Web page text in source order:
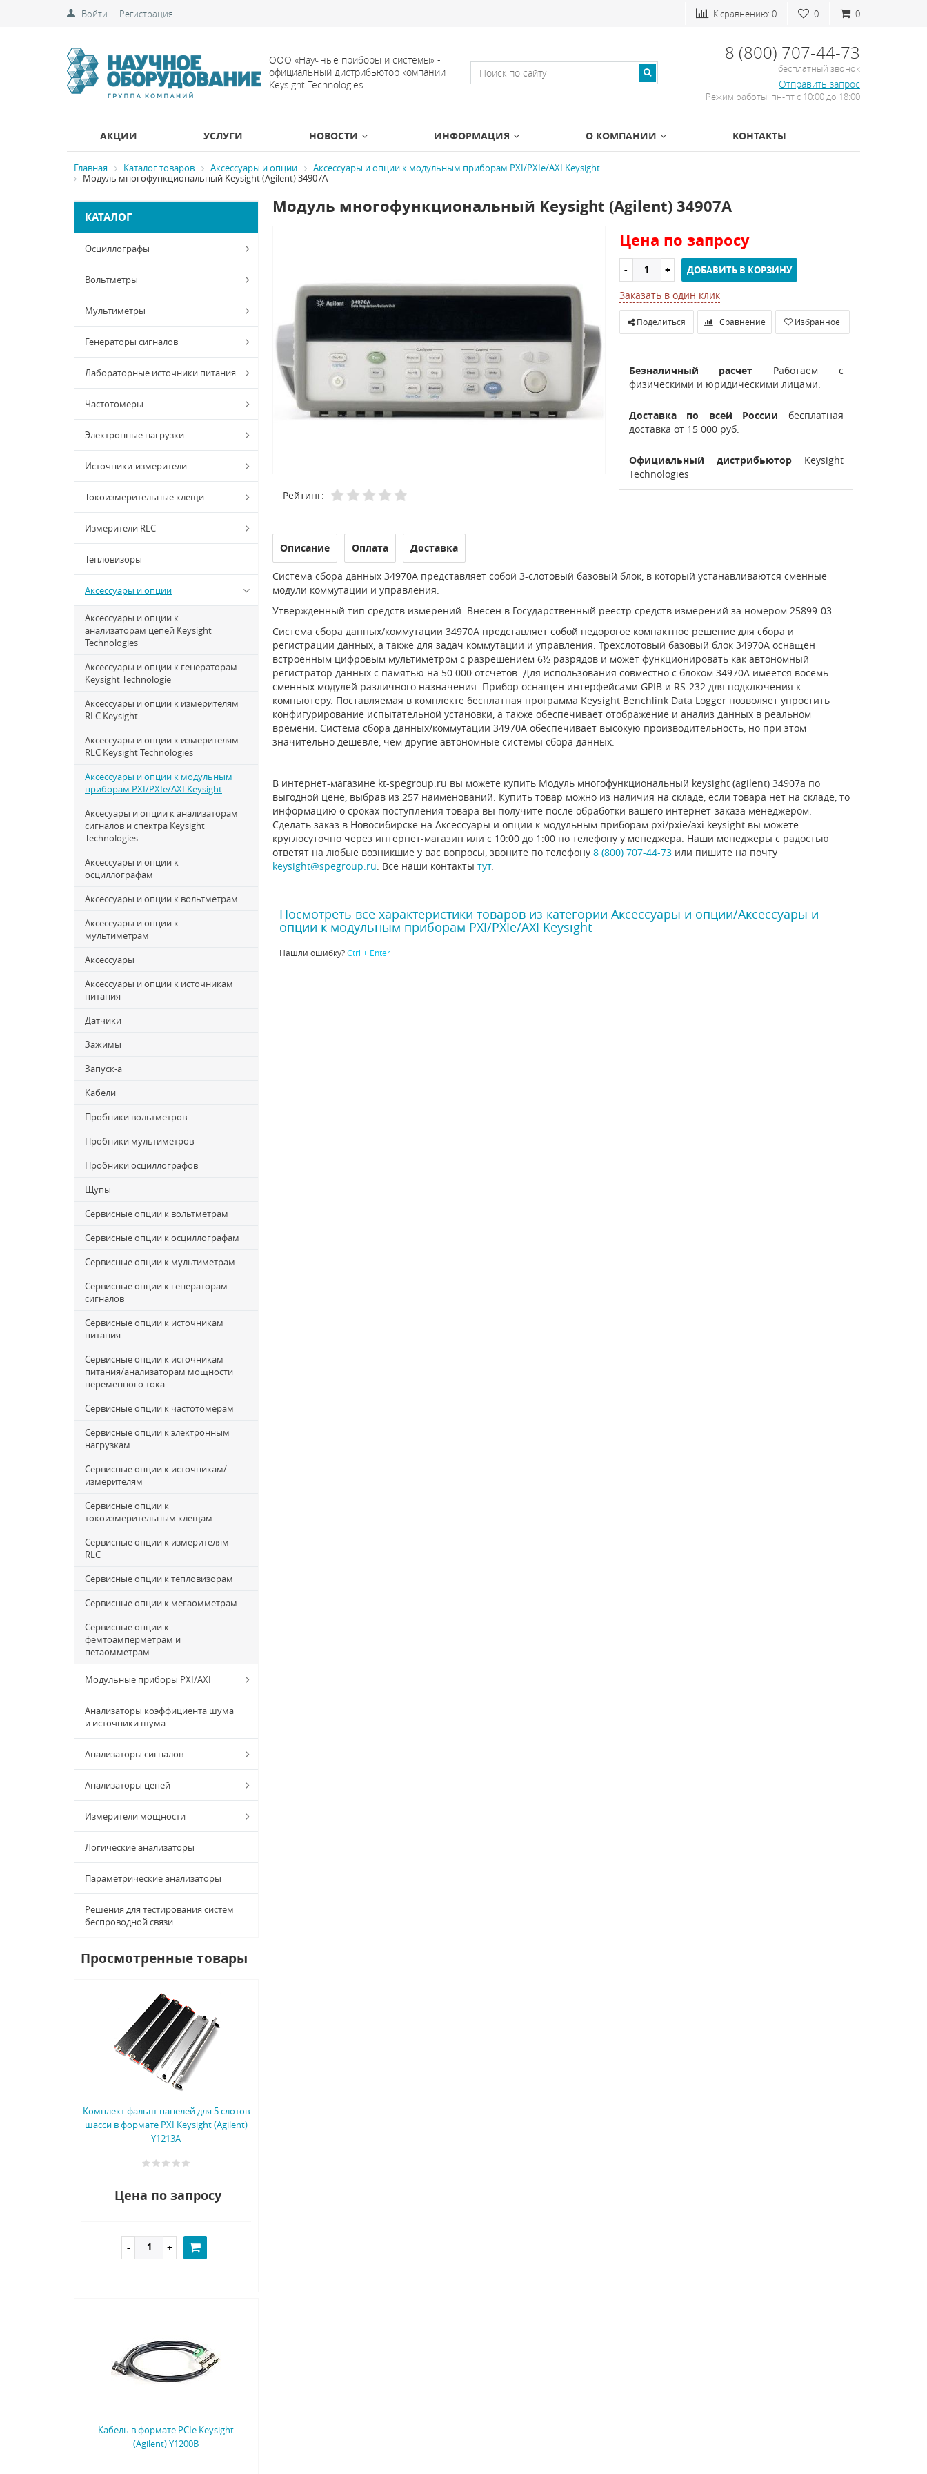
Войти Регистрация 0
0
К сравнению: 0
ООО «Научные приборы и системы» -
официальный дистрибьютор компании
Keysight Technologies
8 (800) 707-44-73
бесплатный звонок
Отправить запрос
Режим работы: пн-пт с 10:00 до 18:00
АКЦИИ УСЛУГИ НОВОСТИ ИНФОРМАЦИЯ О КОМПАНИИ КОНТАКТЫ
Главная Каталог товаров Аксессуары и опции
Аксессуары и опции к модульным приборам PXI/PXIe/AXI Keysight
Модуль многофункциональный Keysight (Agilent) 34907A
КАТАЛОГ
Осциллографы
Вольтметры
Мультиметры
Генераторы сигналов
Лабораторные источники питания
Частотомеры
Электронные нагрузки
Источники-измерители
Токоизмерительные клещи
Измерители RLC
Тепловизоры
Аксессуары и опции
Аксессуары и опции к
анализаторам цепей Keysight
Technologies
Аксессуары и опции к генераторам
Keysight Technologie
Аксессуары и опции к измерителям
RLC Keysight
Аксессуары и опции к измерителям
RLC Keysight Technologies
Аксессуары и опции к модульным
приборам PXI/PXIe/AXI Keysight
Аксесуары и опции к анализаторам
сигналов и спектра Keysight
Technologies
Аксессуары и опции к
осциллографам
Аксессуары и опции к вольтметрам
Аксессуары и опции к
мультиметрам
Аксессуары
Аксессуары и опции к источникам
питания
Датчики
Зажимы
Запуск-a
Кабели
Пробники вольтметров
Пробники мультиметров
Пробники осциллографов
Щупы
Сервисные опции к вольтметрам
Сервисные опции к осциллографам
Сервисные опции к мультиметрам
Сервисные опции к генераторам
сигналов
Сервисные опции к источникам
питания
Сервисные опции к источникам
питания/анализаторам мощности
переменного тока
Сервисные опции к частотомерам
Сервисные опции к электронным
нагрузкам
Сервисные опции к источникам/
измерителям
Сервисные опции к
токоизмерительным клещам
Сервисные опции к измерителям
RLC
Сервисные опции к тепловизорам
Сервисные опции к мегаомметрам
Сервисные опции к
фемтоамперметрам и
петаомметрам
Модульные приборы PXI/AXI
Анализаторы коэффициента шума
и источники шума
Анализаторы сигналов
Анализаторы цепей
Измерители мощности
Логические анализаторы
Параметрические анализаторы
Решения для тестирования систем
беспроводной связи
Просмотренные товары
Комплект фальш-панелей для 5 слотов
шасси в формате PXI Keysight (Agilent)
Y1213A
Цена по запросу
Кабель в формате PCIe Keysight
(Agilent) Y1200B
Модуль многофункциональный Keysight (Agilent) 34907A
Рейтинг:
Цена по запросу
ДОБАВИТЬ В КОРЗИНУ
Заказать в один клик
Поделиться Сравнение Избранное
Безналичный расчет Работаем с
физическими и юридическими лицами.
Доставка по всей России бесплатная
доставка от 15 000 руб.
Официальный дистрибьюторKeysight
Technologies
Описание Оплата Доставка
Система сбора данных 34970A представляет собой 3-слотовый базовый блок, в который устанавливаются сменные
модули коммутации и управления.
Утвержденный тип средств измерений. Внесен в Государственный реестр средств измерений за номером 25899-03.
Система сбора данных/коммутации 34970A представляет собой недорогое компактное решение для сбора и
регистрации данных, а также для задач коммутации и управления. Трехслотовый базовый блок 34970A оснащен
встроенным цифровым мультиметром с разрешением 6½ разрядов и может функционировать как автономный
регистратор данных с памятью на 50 000 отсчетов. Для использования совместно с блоком 34970A имеется восемь
сменных модулей различного назначения. Прибор оснащен интерфейсами GPIB и RS-232 для подключения к
компьютеру. Поставляемая в комплекте бесплатная программа Keysight Benchlink Data Logger позволяет упростить
конфигурирование испытательной установки, а также обеспечивает отображение и анализ данных в реальном
времени. Система сбора данных/коммутации 34970A обеспечивает высокую производительность, но при этом
значительно дешевле, чем другие автономные системы сбора данных.
В интернет-магазине kt-spegroup.ru вы можете купить Модуль многофункциональный keysight (agilent) 34907a по
выгодной цене, выбрав из 257 наименований. Купить товар можно из наличия на складе, если товара нет на складе, то
информацию о сроках поступления товара вы получите после обработки вашего интернет-заказа менеджером.
Сделать заказ в Новосибирске на Аксессуары и опции к модульным приборам pxi/pxie/axi keysight вы можете
круглосуточно через интернет-магазин или с 10:00 до 1:00 по телефону у менеджера. Наши менеджеры с радостью
ответят на любые возникшие у вас вопросы, звоните по телефону 8 (800) 707-44-73или пишите на почту
keysight@spegroup.ru . Все наши контакты тут.
Посмотреть все характеристики товаров из категории Аксессуары и опции/Аксессуары и
опции к модульным приборам PXI/PXIe/AXI Keysight
Нашли ошибку?Ctrl + Enter